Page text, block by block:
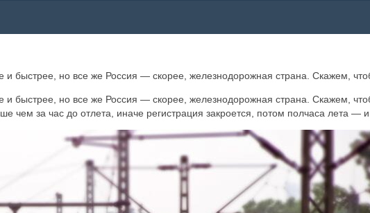
и быстрее, но все же Россия — скорее, железнодорожная страна. Скажем,
и быстрее, но все же Россия — скорее, железнодорожная страна. Скажем,
чем за час до отлета, иначе регистрация закроется, потом полчаса лета —